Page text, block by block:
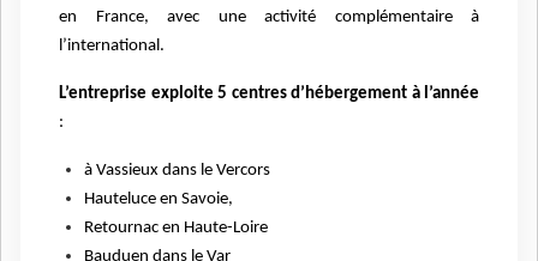
en France, avec une activité complémentaire à
l’international.
L’entreprise exploite 5 centres d’hébergement à l’année
:
à Vassieux dans le Vercors
Hauteluce en Savoie,
Retournac en Haute-Loire
Bauduen dans le Var